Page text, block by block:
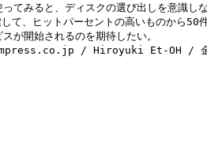
てみると、ディスクの選び出しを意識し
て、ヒットパーセントの高いものから50
が開始されるのを期待したい。
/ Hiroyuki Et-OH / 金